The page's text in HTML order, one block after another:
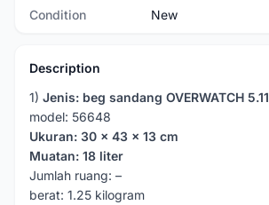
Condition New
Description
1) Jenis: beg sandang OVERWATCH 5.11
model: 56648
Ukuran: 30 x 43 x 13 cm
Muatan: 18 liter
Jumlah ruang: –
berat: 1.25 kilogram